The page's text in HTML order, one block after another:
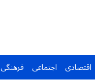
اقتصادی اجتماعی فرهنگی